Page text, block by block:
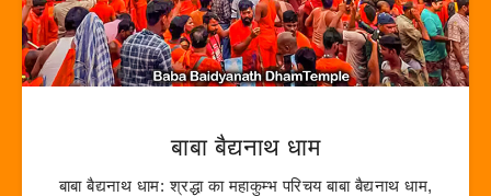
बाबा बैद्यनाथ धाम
बाबा बैद्यनाथ धाम: श्रद्धा का महाकुम्भ परिचय बाबा बैद्यनाथ धाम,